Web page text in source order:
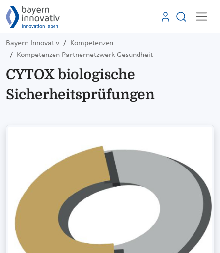
Bayern Innovativ
Kompetenzen
Kompetenzen Partnernetzwerk Gesundheit
CYTOX biologische
Sicherheitsprüfungen